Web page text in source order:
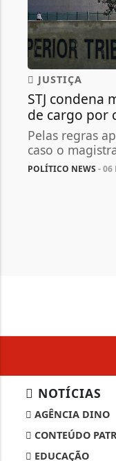
JUSTIÇA
STJ condena
de cargo por
Pelas regras
caso o
POLÍTICO NEWS - 06
NOTÍCIAS
AGÊNCIA DINO
CONTEÚDO
EDUCAÇÃO
Termos de
Esse site
concorda
PARA MAIS